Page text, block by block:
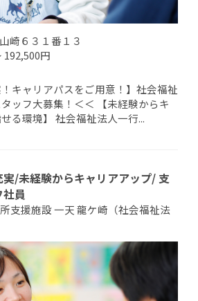
崎６３１番１３
192,500円
キャリアパスをご用意！】社会福祉
ッフ大募集！＜＜ 【未経験からキ
る環境】 社会福祉法人一行...
/未経験からキャリアアップ/ 支
員
支援施設 一天 龍ケ崎（社会福祉法